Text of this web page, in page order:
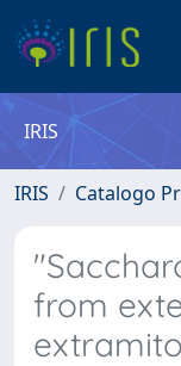
IRIS
IRIS Catalogo
from